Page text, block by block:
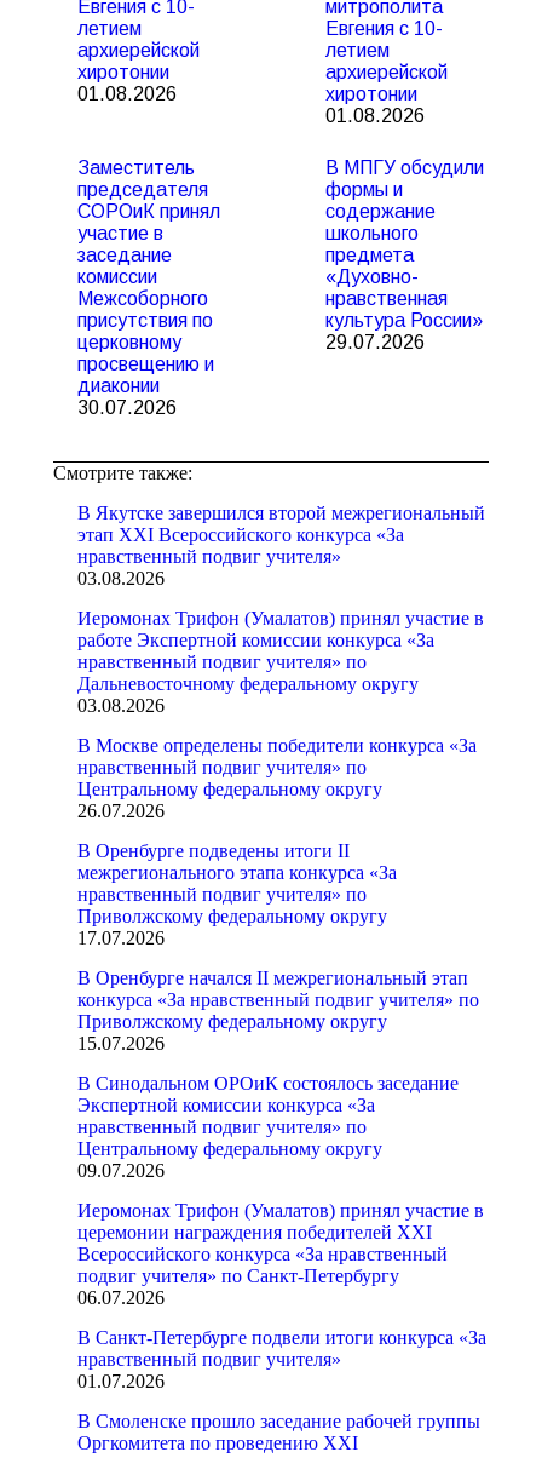
Евгения с 10-
летием
архиерейской
хиротонии
01.08.2026
митрополита
Евгения с 10-
летием
архиерейской
хиротонии
01.08.2026
Заместитель
председателя
СОРОиК принял
участие в
заседание
комиссии
Межсоборного
присутствия по
церковному
просвещению и
диаконии
30.07.2026
В МПГУ обсудили
формы и
содержание
школьного
предмета
«Духовно-
нравственная
культура России»
29.07.2026
Смотрите также:
В Якутске завершился второй межрегиональный
этап XXI Всероссийского конкурса «За
нравственный подвиг учителя»
03.08.2026
Иеромонах Трифон (Умалатов) принял участие в
работе Экспертной комиссии конкурса «За
нравственный подвиг учителя» по
Дальневосточному федеральному округу
03.08.2026
В Москве определены победители конкурса «За
нравственный подвиг учителя» по
Центральному федеральному округу
26.07.2026
В Оренбурге подведены итоги II
межрегионального этапа конкурса «За
нравственный подвиг учителя» по
Приволжскому федеральному округу
17.07.2026
В Оренбурге начался II межрегиональный этап
конкурса «За нравственный подвиг учителя» по
Приволжскому федеральному округу
15.07.2026
В Синодальном ОРОиК состоялось заседание
Экспертной комиссии конкурса «За
нравственный подвиг учителя» по
Центральному федеральному округу
09.07.2026
Иеромонах Трифон (Умалатов) принял участие в
церемонии награждения победителей XXI
Всероссийского конкурса «За нравственный
подвиг учителя» по Санкт-Петербургу
06.07.2026
В Санкт-Петербурге подвели итоги конкурса «За
нравственный подвиг учителя»
01.07.2026
В Смоленске прошло заседание рабочей группы
Оргкомитета по проведению XXI